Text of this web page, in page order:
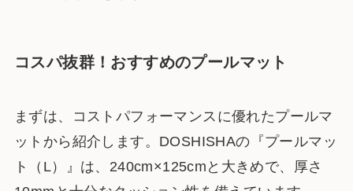
コスパ抜群！おすすめのプールマット
まずは、コストパフォーマンスに優れたプールマ
ットから紹介します。DOSHISHAの『プールマッ
ト（L）』は、240cm×125cmと大きめで、厚さ